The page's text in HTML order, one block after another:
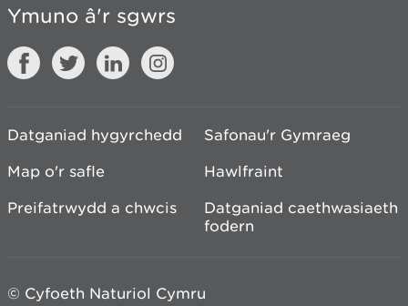
Ymuno â'r sgwrs
Datganiad hygyrchedd
Safonau'r Gymraeg
Map o'r safle
Hawlfraint
Preifatrwydd a chwcis
Datganiad caethwasiaeth
fodern
© Cyfoeth Naturiol Cymru